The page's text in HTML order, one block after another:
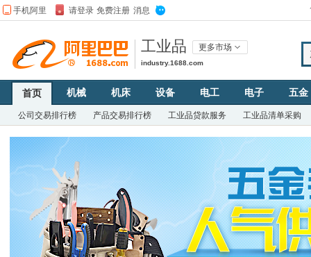
工业品 更多市场
industry.1688.com
首页 机械 机床 设备 电工 电子 五金
公司交易排行榜 产品交易排行榜 工业品贷款服务 工业品清单采购